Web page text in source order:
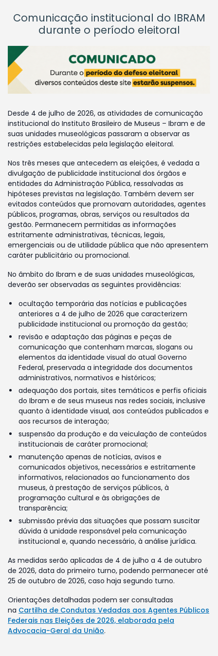
Comunicação institucional do IBRAM
durante o período eleitoral
Desde 4 de julho de 2026, as atividades de comunicação
institucional do Instituto Brasileiro de Museus – Ibram e de
suas unidades museológicas passaram a observar as
restrições estabelecidas pela legislação eleitoral.
Nos três meses que antecedem as eleições, é vedada a
divulgação de publicidade institucional dos órgãos e
entidades da Administração Pública, ressalvadas as
hipóteses previstas na legislação. Também devem ser
evitados conteúdos que promovam autoridades, agentes
públicos, programas, obras, serviços ou resultados da
gestão. Permanecem permitidas as informações
estritamente administrativas, técnicas, legais,
emergenciais ou de utilidade pública que não apresentem
caráter publicitário ou promocional.
No âmbito do Ibram e de suas unidades museológicas,
deverão ser observadas as seguintes providências:
ocultação temporária das notícias e publicações
anteriores a 4 de julho de 2026 que caracterizem
publicidade institucional ou promoção da gestão;
revisão e adaptação das páginas e peças de
comunicação que contenham marcas, slogans ou
elementos da identidade visual do atual Governo
Federal, preservada a integridade dos documentos
administrativos, normativos e históricos;
adequação dos portais, sites temáticos e perfis oficiais
do Ibram e de seus museus nas redes sociais, inclusive
quanto à identidade visual, aos conteúdos publicados e
aos recursos de interação;
suspensão da produção e da veiculação de conteúdos
institucionais de caráter promocional;
manutenção apenas de notícias, avisos e
comunicados objetivos, necessários e estritamente
informativos, relacionados ao funcionamento dos
museus, à prestação de serviços públicos, à
programação cultural e às obrigações de
transparência;
submissão prévia das situações que possam suscitar
dúvida à unidade responsável pela comunicação
institucional e, quando necessário, à análise jurídica.
As medidas serão aplicadas de 4 de julho a 4 de outubro
de 2026, data do primeiro turno, podendo permanecer até
25 de outubro de 2026, caso haja segundo turno.
Orientações detalhadas podem ser consultadas
na Cartilha de Condutas Vedadas aos Agentes Públicos
Federais nas Eleições de 2026, elaborada pela
Advocacia-Geral da União.